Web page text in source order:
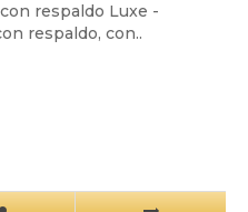
respaldo Luxe -
respaldo, con..